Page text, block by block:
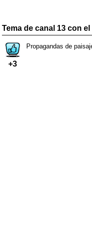
Tema de canal 13 con
+3
Propagandas de